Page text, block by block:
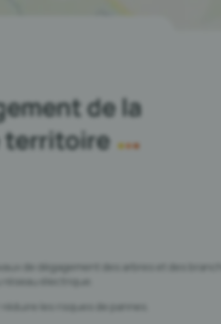
de la
territoire
de dégagement des arbres et des
les risques de pannes.